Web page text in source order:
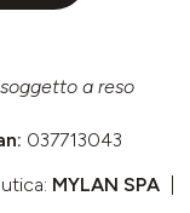
a reso
037713043
MYLAN SPA